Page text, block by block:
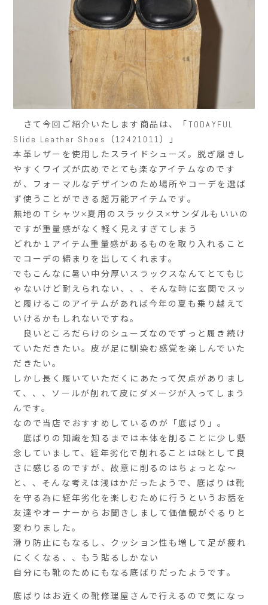
さて今回ご紹介いたします商品は、「TODAYFUL
Slide Leather Shoes（12421011）」
本革レザーを使用したスライドシューズ。脱ぎ履きし
やすくワイズが広めでとても楽なアイテムなのです
が、フォーマルなデザインのため場所やコーデを選ば
ず使うことができる超万能アイテムです。
無地のＴシャツ×夏用のスラックス×サンダルもいいの
ですが重量感がなく軽く見えすぎてしまう
どれか１アイテム重量感があるものを取り入れること
でコーデの締まりを出してくれます。
でもこんなに暑い中分厚いスラックスなんてとてもじ
ゃないけど耐えられない、、、そんな時に玄関でスッ
と履けるこのアイテムがあれば今年の夏も乗り越えて
いけるかもしれないですね。
良いところだらけのシューズなのでずっと履き続け
ていただきたい。皮が足に馴染む感覚を楽しんでいた
だきたい。
しかし長く履いていただくにあたって欠点がありまし
て、、、ソールが削れて皮にダメージが入ってしまう
んです。
なので当店でおすすめしているのが「底ばり」。
底ばりの知識を知るまでは本体を削ることに少し懸
念していまして、経年劣化で削れることは味として良
さに感じるのですが、故意に削るのはちょっとな〜
と、、そんな考えは浅はかだったようで、底ばりは靴
を守る為に経年劣化を楽しむために行うというお話を
友達やオーナーからお聞きしまして価値観がぐるりと
変わりました。
滑り防止にもなるし、クッション性も増して足が疲れ
にくくなる、、もう貼るしかない
自分にも靴のためにもなる底ばりだったようです。
底ばりはお近くの靴修理屋さんで行えるので気になっ